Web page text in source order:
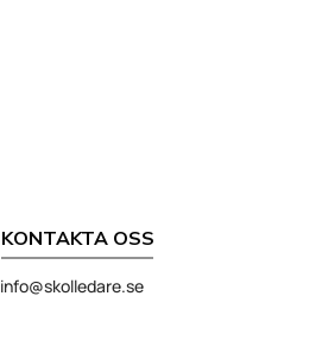
KONTAKTA OSS
info@skolledare.se